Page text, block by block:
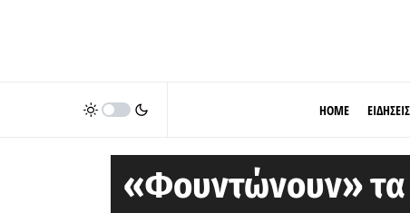
HOME ΕΙΔΗΣΕΙΣ
«Φουντώνουν» τα